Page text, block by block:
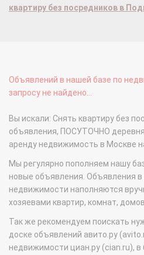
квартиру без посредников в
Объявлений в нашей базе по
запросу не найдено...
Вы искали: Снять квартиру без
объявления, ПОСУТОЧНО
аренду недвижимость в Москве
Мы регулярно пополняем нашу
новые объявления. Объявления в
недвижимости наполняются
хозяевами квартир, комнат,
Так же рекомендуем поискать
доске объявлений авито.ру
недвижимости циан.ру (cian.ru),